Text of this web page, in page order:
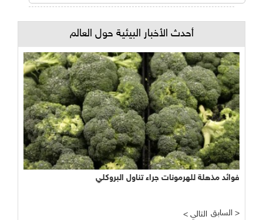
أحدث الأخبار البيئية حول العالم
فوائد مذهلة للهرمونات جراء تناول البروكلي
< التالي السابق >